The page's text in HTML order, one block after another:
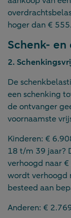
hoger dan €
Schenk-
2.
De
een schenking
de ontvanger
voornaamste
Kinderen: €
18 t/m 39 jaar?
verhoogd naar
wordt verhoogd
besteed aan
Anderen: €